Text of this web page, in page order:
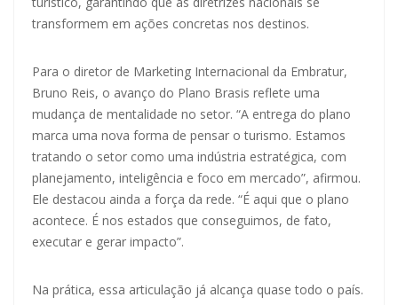
transformem em ações concretas nos destinos.
Para o diretor de Marketing Internacional da Embratur,
Bruno Reis, o avanço do Plano Brasis reflete uma
mudança de mentalidade no setor. “A entrega do plano
marca uma nova forma de pensar o turismo. Estamos
tratando o setor como uma indústria estratégica, com
planejamento, inteligência e foco em mercado”, afirmou.
Ele destacou ainda a força da rede. “É aqui que o plano
acontece. É nos estados que conseguimos, de fato,
executar e gerar impacto”.
Na prática, essa articulação já alcança quase todo o país.